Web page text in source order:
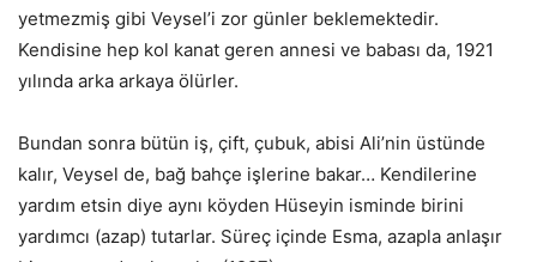
yetmezmiş gibi Veysel’i zor günler beklemektedir.
Kendisine hep kol kanat geren annesi ve babası da, 1921
yılında arka arkaya ölürler.
Bundan sonra bütün iş, çift, çubuk, abisi Ali’nin üstünde
kalır, Veysel de, bağ bahçe işlerine bakar… Kendilerine
yardım etsin diye aynı köyden Hüseyin isminde birini
yardımcı (azap) tutarlar. Süreç içinde Esma, azapla anlaşır